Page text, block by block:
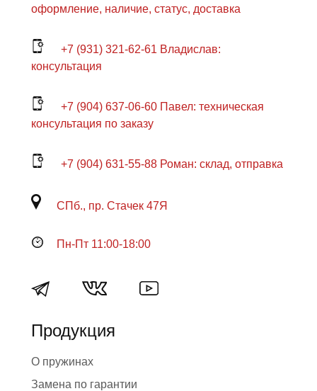
оформление, наличие, статус, доставка
+7 (931) 321-62-61 Владислав:
консультация
+7 (904) 637-06-60 Павел: техническая
консультация по заказу
+7 (904) 631-55-88 Роман: склад, отправка
СПб., пр. Стачек 47Я
Пн-Пт 11:00-18:00
Продукция
О пружинах
Замена по гарантии